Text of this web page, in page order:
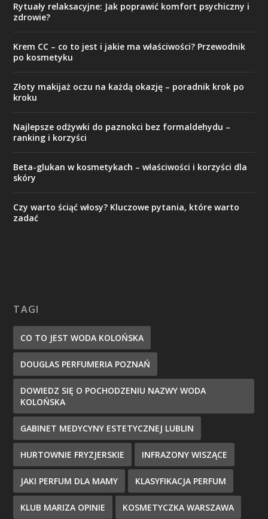
Rytuały relaksacyjne: Jak poprawić komfort psychiczny i
zdrowie?
Krem CC – co to jest i jakie ma właściwości? Przewodnik
po kosmetyku
Złoty makijaż oczu na każdą okazję – poradnik krok po
kroku
Najlepsze odżywki do paznokci bez formaldehydu –
ranking i korzyści
Beta-glukan w kosmetykach – właściwości i korzyści dla
skóry
Czy warto ściąć włosy? Kluczowe pytania, które warto
zadać
TAGI
CO TO JEST WODA KOLOŃSKA
DOUGLAS PERFUMERIA POZNAŃ
DOWIEDZ SIĘ O POCHODZENIU NAZWY WODA
KOLOŃSKA
GABINET MEDYCYNY ESTETYCZNEJ LUBLIN
HURTOWNIE FRYZJERSKIE INFRAZONY WISZĄCE
JAKI PERFUM DLA MAMY KLASYFIKACJA PERFUM
KLUB MARIZA OPINIE KOSMETYCZKA WARSZAWA